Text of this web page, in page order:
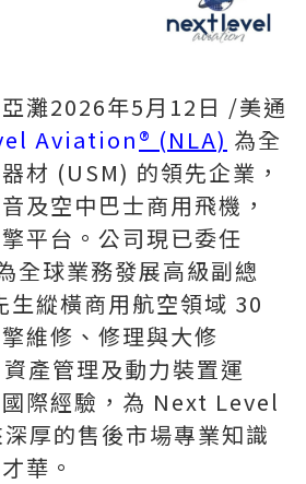
灘2026年5月12日 /美通
Aviation® (NLA) 為全
材 (USM) 的領先企業，
及空中巴士商用飛機，
平台。公司現已委任
球業務發展高級副總
縱橫商用航空領域 30
維修、修理與大修
產管理及動力裝置運
際經驗，為 Next Level
厚的售後市場專業知識
華。